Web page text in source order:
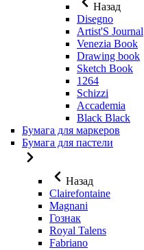
Назад
Disegno
Artist'S Journal
Venezia Book
Drawing book
Sketch Book
1264
Schizzi
Accademia
Black Black
Бумага для маркеров
Бумага для пастели
Назад
Clairefontaine
Magnani
Гознак
Royal Talens
Fabriano